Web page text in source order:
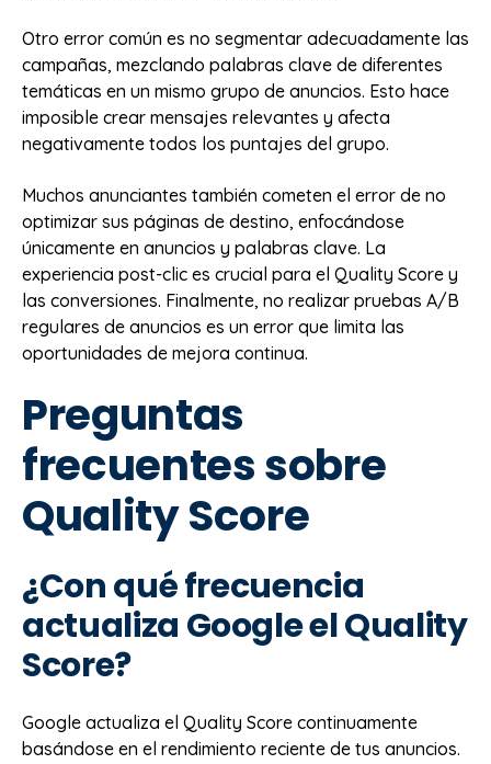
Otro error común es no segmentar adecuadamente las
campañas, mezclando palabras clave de diferentes
temáticas en un mismo grupo de anuncios. Esto hace
imposible crear mensajes relevantes y afecta
negativamente todos los puntajes del grupo.
Muchos anunciantes también cometen el error de no
optimizar sus páginas de destino, enfocándose
únicamente en anuncios y palabras clave. La
experiencia post-clic es crucial para el Quality Score y
las conversiones. Finalmente, no realizar pruebas A/B
regulares de anuncios es un error que limita las
oportunidades de mejora continua.
Preguntas
frecuentes sobre
Quality Score
¿Con qué frecuencia
actualiza Google el Quality
Score?
Google actualiza el Quality Score continuamente
basándose en el rendimiento reciente de tus anuncios.